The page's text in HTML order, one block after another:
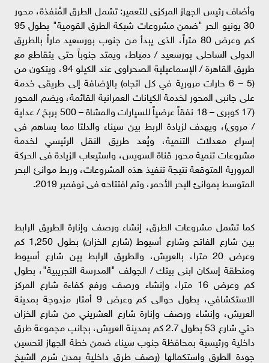
وأضاف رئيس الجهاز المركزى للتعمير: تشمل الطرق المُنفذة، محور
30 يونيو الحر "ضمن مشروعات شبكة الطرق القومية" بطول 95
كم وعرض 80 متراً، الذى يبدأ من جنوب بورسعيد ماراً بالطريق
الدولى الساحلى بورسعيد / دمياط، ويمتد جنوباً حتى يتقاطع مع
طريق القاهرة / الإسماعيلية الصحراوى عند الكيلو 94، ويتكون من
(5 – 6 حارات مرورية في كل اتجاه) بالإضافة إلى طريقى خدمة
على جانبى المحور لخدمة الكيانات العمرانية القائمة، ويضم المحور
(17 كوبرى – 18 نفقاً عرضياً للسيارات والمشاة – 500 بربخ / عداية
/ مروى)، ويهدف لزيادة الربط بين سيناء والدلتا مما يساهم فى
إسراع معدلات التنمية، ويُعد طريق النقل الرئيسي لخدمة
مشروعات تنمية محور قناة السويس، واستيعاب الزيادة فى الحركة
المرورية المتوقعة نتيجة تنفيذ هذه المشروعات، وربط موانئ البحر
المتوسط بموانئ البحر الأحمر، وتم افتتاحه فى نوفمبر 2019.
كما تشمل مشروعات الطرق، إنشاء ورصف وإنارة الطريق الرابط
بين شارع الفاتح وشارع أسيوط (شارع الخزان) بطول 1,250 كم
وعرض 20 مترا، بالعريش، والطريق الرابط بين شارع أسيوط
ومنطقة إسكان ابنى بيتك / الجولف "المدرسة التجريبية"، بطول
كم وعرض 16 مترا، وإنشاء ورصف ورفع كفاءة شارع المركز
الاستكشافي، بطول حوالى كم وعرض 9 أمتار مزدوجة بمدينة
العريش، وإنشاء ورصف وإنارة شارع العشريني من شارع الخزان
حتي شارع 53 بطول 2.7 كم بمدينة العريش، بجانب مجموعة طرق
داخلية ورئيسية بمحافظة جنوب سيناء ضمن خطة الجهاز لتحسين
جودة الطرق واستكمالها (رصف طرق داخلية بمدن شرم الشيخ